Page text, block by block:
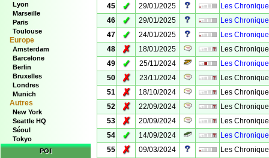
Lyon
Marseille
Paris
Toulouse
Europe
Amsterdam
Barcelone
Berlin
Bruxelles
Londres
Munich
Autres
New York
Seattle HQ
Séoul
Tokyo
POI
45
✓ 29/01/2025
Les
46
✓ 29/01/2025
Les
47
✓ 24/01/2025
Les
48
✗ 18/01/2025
Les
49
✓ 25/11/2024
Les
50
✗ 23/11/2024
Les
51
✗ 18/10/2024
Les
52
✗ 22/09/2024
Les
53
✗ 20/09/2024
Les
54
✓ 14/09/2024
Les
55
✗ 09/03/2024
Les